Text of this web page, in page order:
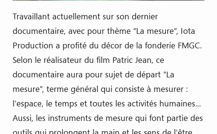
Travaillant actuellement sur son dernier
documentaire, avec pour thème “La mesure”, Iota
Production a profité du décor de la fonderie FMGC.
Selon le réalisateur du film Patric Jean, ce
documentaire aura pour sujet de départ "La
mesure”, terme général qui consiste à mesurer :
l'espace, le temps et toutes les activités humaines...
Aussi, les instruments de mesure qui font partie des